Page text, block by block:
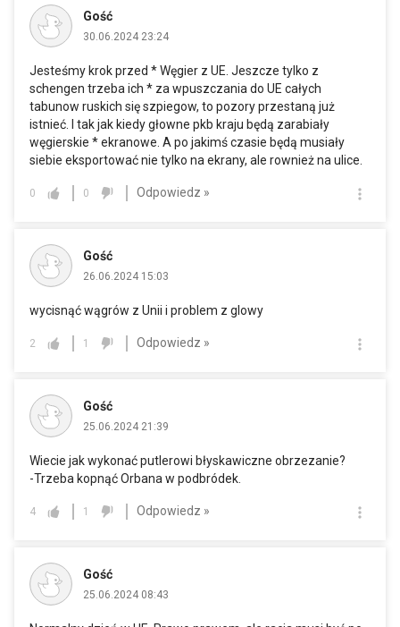
Gość
30.06.2024 23:24
Jesteśmy krok przed * Węgier z UE. Jeszcze tylko z
schengen trzeba ich * za wpuszczania do UE całych
tabunow ruskich się szpiegow, to pozory przestaną już
istnieć. I tak jak kiedy głowne pkb kraju będą zarabiały
węgierskie * ekranowe. A po jakimś czasie będą musiały
siebie eksportować nie tylko na ekrany, ale rownież na ulice.
0 0 Odpowiedz »
Gość
26.06.2024 15:03
wycisnąć wągrów z Unii i problem z glowy
2 1 Odpowiedz »
Gość
25.06.2024 21:39
Wiecie jak wykonać putlerowi błyskawiczne obrzezanie?
-Trzeba kopnąć Orbana w podbródek.
4 1 Odpowiedz »
Gość
25.06.2024 08:43